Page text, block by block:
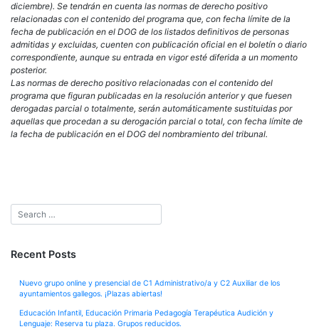
diciembre). Se tendrán en cuenta las normas de derecho positivo
relacionadas con el contenido del programa que, con fecha límite de la
fecha de publicación en el DOG de los listados definitivos de personas
admitidas y excluidas, cuenten con publicación oficial en el boletín o diario
correspondiente, aunque su entrada en vigor esté diferida a un momento
posterior.
Las normas de derecho positivo relacionadas con el contenido del
programa que figuran publicadas en la resolución anterior y que fuesen
derogadas parcial o totalmente, serán automáticamente sustituidas por
aquellas que procedan a su derogación parcial o total, con fecha límite de
la fecha de publicación en el DOG del nombramiento del tribunal.
Recent Posts
Nuevo grupo online y presencial de C1 Administrativo/a y C2 Auxiliar de los
ayuntamientos gallegos. ¡Plazas abiertas!
Educación Infantil, Educación Primaria Pedagogía Terapéutica Audición y
Lenguaje: Reserva tu plaza. Grupos reducidos.